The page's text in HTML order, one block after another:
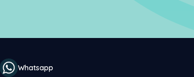
Whatsapp